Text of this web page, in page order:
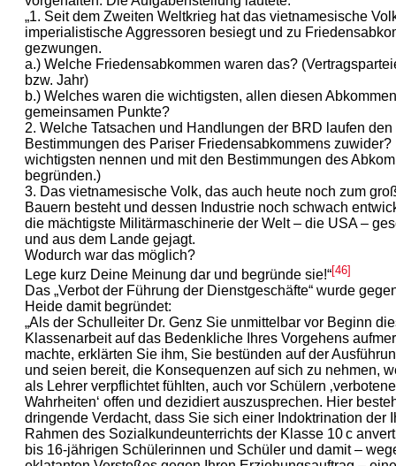
„1. Seit dem Zweiten Weltkrieg hat das vietnamesische
imperialistische Aggressoren besiegt und zu
gezwungen.
a.) Welche Friedensabkommen waren das?
bzw. Jahr)
b.) Welches waren die wichtigsten, allen diesen Abkommen
gemeinsamen Punkte?
2. Welche Tatsachen und Handlungen der BRD laufen den
Bestimmungen des Pariser Friedensabkommens zuwider?
wichtigsten nennen und mit den Bestimmungen des
begründen.)
3. Das vietnamesische Volk, das auch heute noch zum
Bauern besteht und dessen Industrie noch schwach
die mächtigste Militärmaschinerie der Welt – die USA –
und aus dem Lande gejagt.
Wodurch war das möglich?
Lege kurz Deine Meinung dar und begründe sie!“[46]
Das „Verbot der Führung der Dienstgeschäfte“ wurde
Heide damit begründet:
„Als der Schulleiter Dr. Genz Sie unmittelbar vor Beginn
Klassenarbeit auf das Bedenkliche Ihres Vorgehens
machte, erklärten Sie ihm, Sie bestünden auf der
und seien bereit, die Konsequenzen auf sich zu nehmen,
als Lehrer verpflichtet fühlten, auch vor Schülern ‚verbotene
Wahrheiten‘ offen und dezidiert auszusprechen. Hier
dringende Verdacht, dass Sie sich einer Indoktrination der
Rahmen des Sozialkundeunterrichts der Klasse 10 c
bis 16-jährigen Schülerinnen und Schüler und damit –